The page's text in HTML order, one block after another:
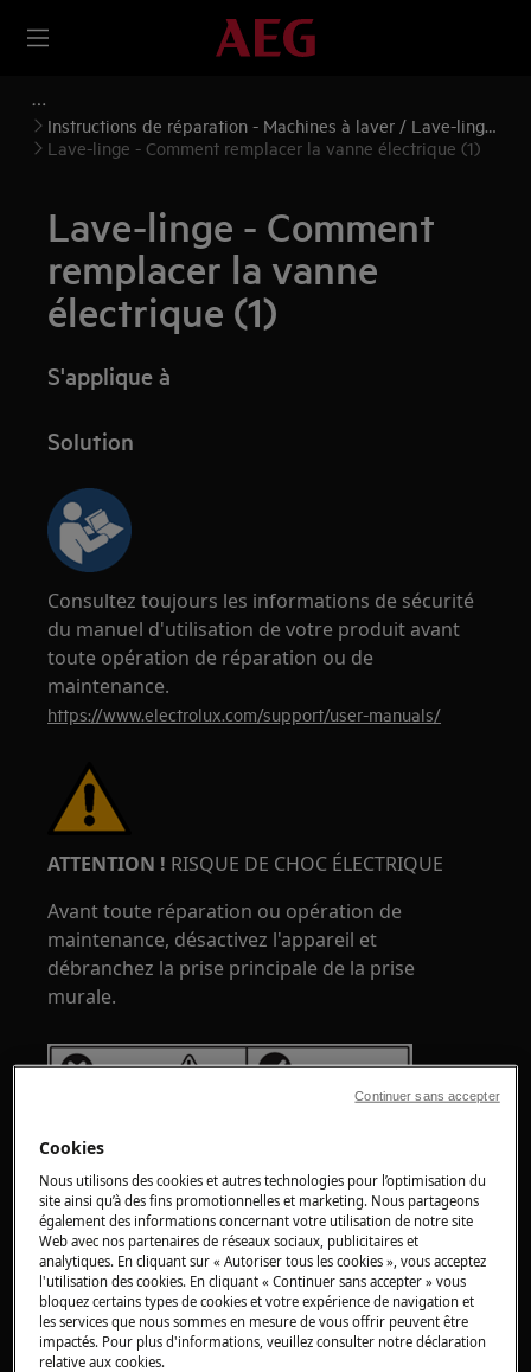
Instructions de réparation - Machines à laver / Lave-linge
séchants
Lave-linge - Comment remplacer la vanne électrique (1)
Lave-linge - Comment
remplacer la vanne
électrique (1)
S'applique à
Solution
Consultez toujours les informations de sécurité
du manuel d'utilisation de votre produit avant
toute opération de réparation ou de
maintenance.
https://www.electrolux.com/support/user-manuals/
ATTENTION ! RISQUE DE CHOC ÉLECTRIQUE
Avant toute réparation ou opération de
maintenance, désactivez l'appareil et
débranchez la prise principale de la prise
murale.
ATTENTION !RISQUE DE BLESSURE
Cookies
Nous utilisons des cookies et autres technologies pour l’optimisation du
site ainsi qu’à des fins promotionnelles et marketing. Nous partageons
également des informations concernant votre utilisation de notre site
Web avec nos partenaires de réseaux sociaux, publicitaires et
analytiques. En cliquant sur « Autoriser tous les cookies », vous acceptez
l'utilisation des cookies. En cliquant « Continuer sans accepter » vous
bloquez certains types de cookies et votre expérience de navigation et
les services que nous sommes en mesure de vous offrir peuvent être
impactés. Pour plus d'informations, veuillez consulter notre déclaration
relative aux cookies.
Continuer sans accepter